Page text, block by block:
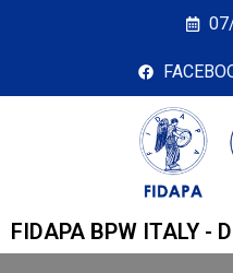
PATAVIUM
FIDAPA BPW ITALY -